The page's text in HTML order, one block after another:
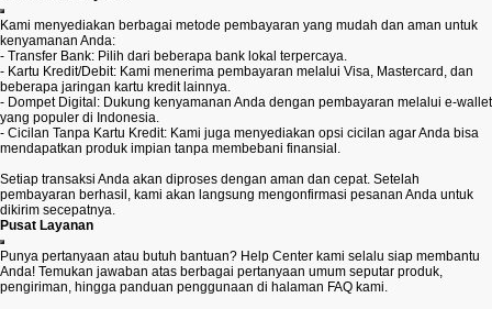
Kami menyediakan berbagai metode pembayaran yang mudah dan aman untuk
kenyamanan Anda:
- Transfer Bank: Pilih dari beberapa bank lokal terpercaya.
- Kartu Kredit/Debit: Kami menerima pembayaran melalui Visa, Mastercard, dan
beberapa jaringan kartu kredit lainnya.
- Dompet Digital: Dukung kenyamanan Anda dengan pembayaran melalui e-wallet
yang populer di Indonesia.
- Cicilan Tanpa Kartu Kredit: Kami juga menyediakan opsi cicilan agar Anda bisa
mendapatkan produk impian tanpa membebani finansial.
Setiap transaksi Anda akan diproses dengan aman dan cepat. Setelah
pembayaran berhasil, kami akan langsung mengonfirmasi pesanan Anda untuk
dikirim secepatnya.
Pusat Layanan
Punya pertanyaan atau butuh bantuan? Help Center kami selalu siap membantu
Anda! Temukan jawaban atas berbagai pertanyaan umum seputar produk,
pengiriman, hingga panduan penggunaan di halaman FAQ kami.